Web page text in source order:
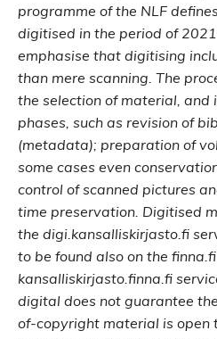
programme of the NLF
digitised in the period of
emphasise that digitising
than mere scanning. The
the selection of material, and
phases, such as revision of
(metadata); preparation of
some cases even
control of scanned pictures
time preservation. Digitised
the digi.kansalliskirjasto.fi
to be found also on the
kansalliskirjasto.finna.fi
digital does not guarantee
of-copyright material is open